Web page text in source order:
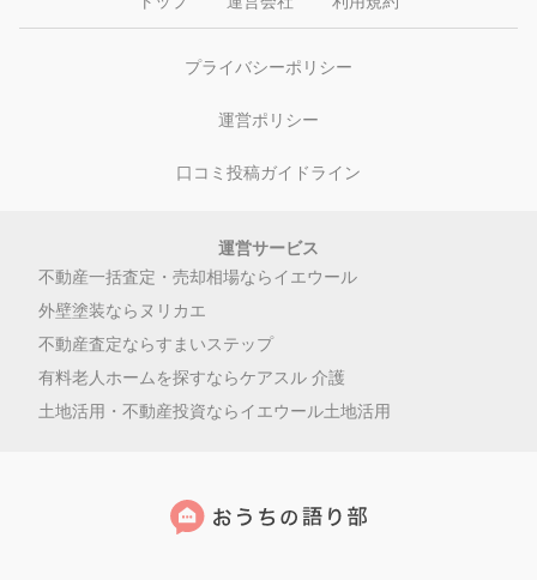
プライバシーポリシー
運営ポリシー
口コミ投稿ガイドライン
運営サービス
不動産一括査定・売却相場ならイエウール
外壁塗装ならヌリカエ
不動産査定ならすまいステップ
有料老人ホームを探すならケアスル 介護
土地活用・不動産投資ならイエウール土地活用